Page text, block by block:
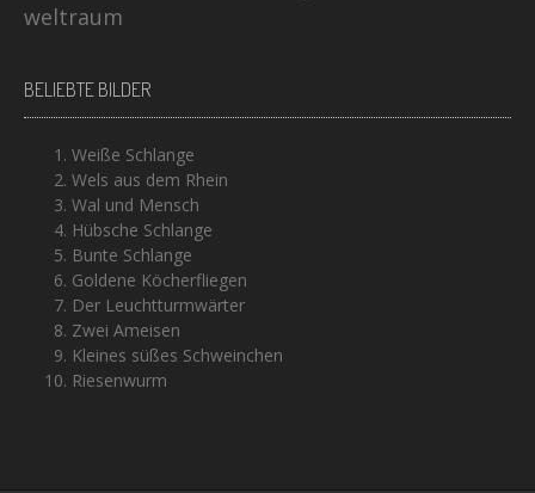
weltraum
BELIEBTE BILDER
Weiße Schlange
Wels aus dem Rhein
Wal und Mensch
Hübsche Schlange
Bunte Schlange
Goldene Köcherfliegen
Der Leuchtturmwärter
Zwei Ameisen
Kleines süßes Schweinchen
Riesenwurm